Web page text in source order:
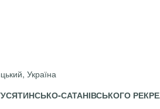
Україна
САТАНІВСЬКОГО